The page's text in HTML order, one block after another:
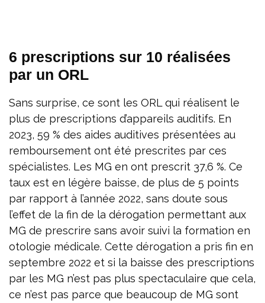
6 prescriptions sur 10 réalisées
par un ORL
Sans surprise, ce sont les ORL qui réalisent le
plus de prescriptions d’appareils auditifs. En
2023, 59 % des aides auditives présentées au
remboursement ont été prescrites par ces
spécialistes. Les MG en ont prescrit 37,6 %. Ce
taux est en légère baisse, de plus de 5 points
par rapport à l’année 2022, sans doute sous
l’effet de la fin de la dérogation permettant aux
MG de prescrire sans avoir suivi la formation en
otologie médicale. Cette dérogation a pris fin en
septembre 2022 et si la baisse des prescriptions
par les MG n’est pas plus spectaculaire que cela,
ce n’est pas parce que beaucoup de MG sont